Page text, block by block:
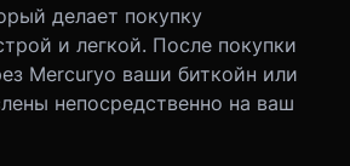
делает покупку
и легкой. После покупки
Mercuryo ваши биткойн или
непосредственно на ваш